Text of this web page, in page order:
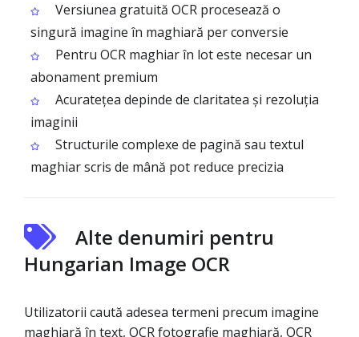
Versiunea gratuită OCR procesează o
singură imagine în maghiară per conversie
Pentru OCR maghiar în lot este necesar un
abonament premium
Acuratețea depinde de claritatea și rezoluția
imaginii
Structurile complexe de pagină sau textul
maghiar scris de mână pot reduce precizia
Alte denumiri pentru
Hungarian Image OCR
Utilizatorii caută adesea termeni precum imagine
maghiară în text, OCR fotografie maghiară, OCR